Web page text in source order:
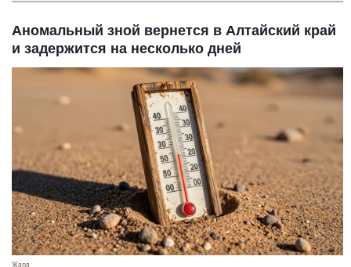
Аномальный зной вернется в Алтайский край
и задержится на несколько дней
Жара